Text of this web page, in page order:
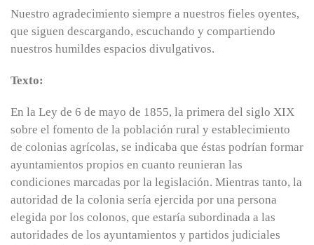
Nuestro agradecimiento siempre a nuestros fieles oyentes,
que siguen descargando, escuchando y compartiendo
nuestros humildes espacios divulgativos.
Texto:
En la Ley de 6 de mayo de 1855, la primera del siglo XIX
sobre el fomento de la población rural y establecimiento
de colonias agrícolas, se indicaba que éstas podrían formar
ayuntamientos propios en cuanto reunieran las
condiciones marcadas por la legislación. Mientras tanto, la
autoridad de la colonia sería ejercida por una persona
elegida por los colonos, que estaría subordinada a las
autoridades de los ayuntamientos y partidos judiciales